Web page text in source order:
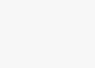
jakościowe produkty.
warzywa i owoce,
i wędliny. Oprócz
znajdziemy
również produkty